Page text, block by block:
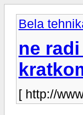
Bela
ne
[ http://